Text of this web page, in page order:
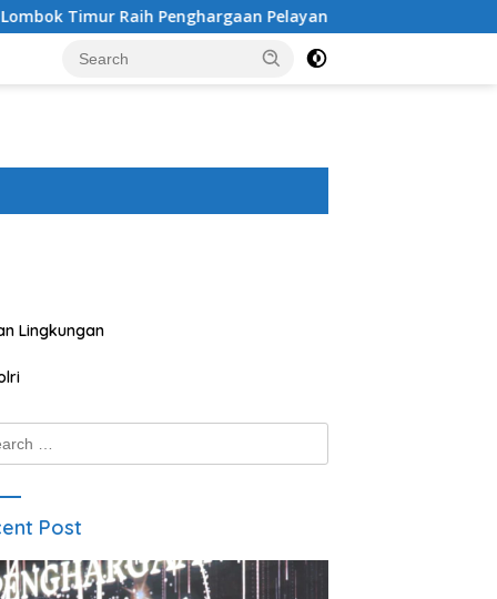
Penghargaan Pelayanan Prima Predikat A dari Kapolri
Lingkungan
Post